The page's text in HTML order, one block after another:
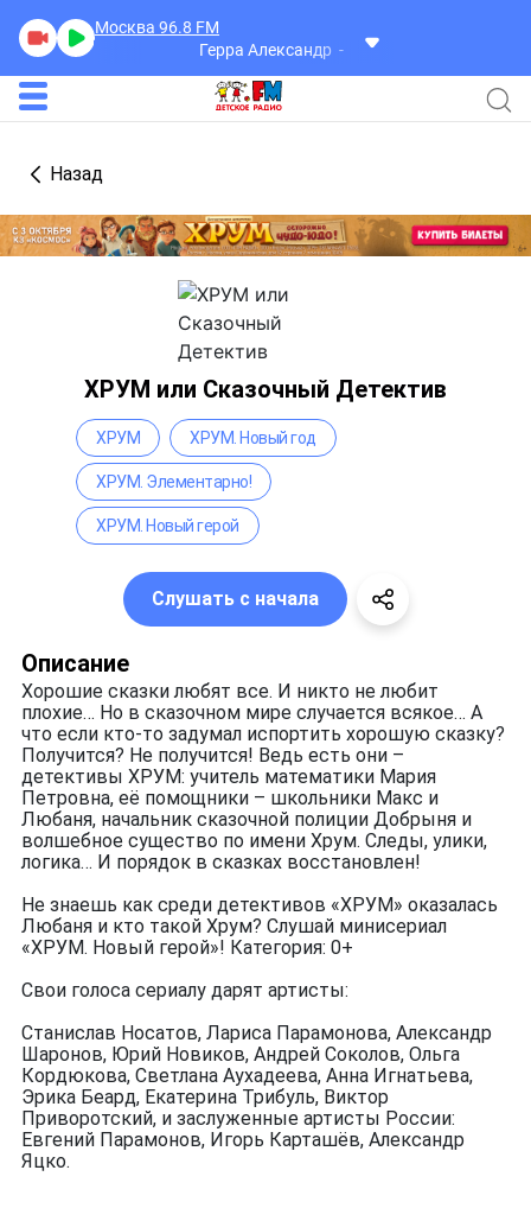
Москва 96.8 FM
Герра Александр
Разговоры
Назад
ХРУМ или Сказочный Детектив
Описание
Хорошие сказки любят все. И никто не любит
плохие… Но в сказочном мире случается всякое… А
что если кто-то задумал испортить хорошую сказку?
Получится? Не получится! Ведь есть они –
детективы ХРУМ: учитель математики Мария
Петровна, её помощники – школьники Макс и
Любаня, начальник сказочной полиции Добрыня и
волшебное существо по имени Хрум. Следы, улики,
логика… И порядок в сказках восстановлен!
Не знаешь как среди детективов «ХРУМ» оказалась
Любаня и кто такой Хрум? Слушай минисериал
«ХРУМ. Новый герой»! Категория: 0+
Свои голоса сериалу дарят артисты:
Станислав Носатов, Лариса Парамонова, Александр
Шаронов, Юрий Новиков, Андрей Соколов, Ольга
Кордюкова, Светлана Аухадеева, Анна Игнатьева,
Эрика Беард, Екатерина Трибуль, Виктор
Приворотский, и заслуженные артисты России:
Евгений Парамонов, Игорь Карташёв, Александр
Яцко.
ХРУМ ХРУМ. Новый год
ХРУМ. Элементарно!
ХРУМ. Новый герой
Слушать с начала